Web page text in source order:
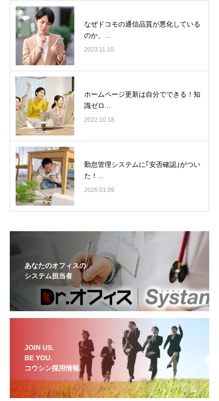
なぜドコモの通信品質が悪化している
のか、...
2023.11.10
ホームページ更新は自分でできる！知
識ゼロ...
2022.10.18
勤怠管理システムに｢安否確認｣がつい
た！...
2026.01.09
あなたのオフィスの
システム担当者
JOIN US.
BE YOU.
コウシン採用情報